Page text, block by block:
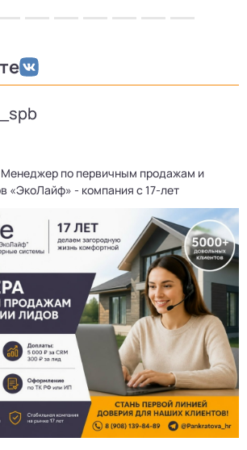
Менеджер по первичным продажам и
«ЭкоЛайф» - компания с 17-лет